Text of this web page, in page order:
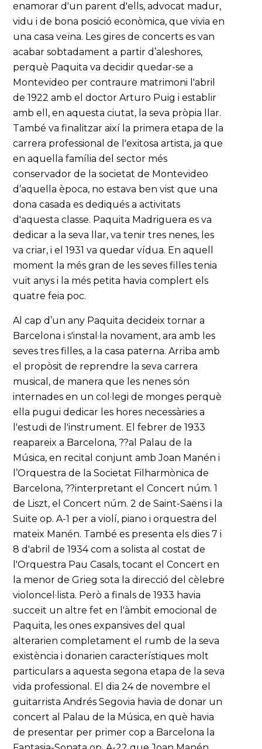
enamorar d'un parent d'ells, advocat madur,
vidu i de bona posició econòmica, que vivia en
una casa veïna. Les gires de concerts es van
acabar sobtadament a partir d’aleshores,
perquè Paquita va decidir quedar-se a
Montevideo per contraure matrimoni l'abril
de 1922 amb el doctor Arturo Puig i establir
amb ell, en aquesta ciutat, la seva pròpia llar.
També va finalitzar així la primera etapa de la
carrera professional de l'exitosa artista, ja que
en aquella família del sector més
conservador de la societat de Montevideo
d’aquella època, no estava ben vist que una
dona casada es dediqués a activitats
d'aquesta classe. Paquita Madriguera es va
dedicar a la seva llar, va tenir tres nenes, les
va criar, i el 1931 va quedar vídua. En aquell
moment la més gran de les seves filles tenia
vuit anys i la més petita havia complert els
quatre feia poc.
Al cap d’un any Paquita decideix tornar a
Barcelona i s'instal·la novament, ara amb les
seves tres filles, a la casa paterna. Arriba amb
el propòsit de reprendre la seva carrera
musical, de manera que les nenes són
internades en un col·legi de monges perquè
ella pugui dedicar les hores necessàries a
l'estudi de l'instrument. El febrer de 1933
reapareix a Barcelona, ??al Palau de la
Música, en recital conjunt amb Joan Manén i
l’Orquestra de la Societat Filharmònica de
Barcelona, ??interpretant el Concert núm. 1
de Liszt, el Concert núm. 2 de Saint-Saëns i la
Suite op. A-1 per a violí, piano i orquestra del
mateix Manén. També es presenta els dies 7 i
8 d'abril de 1934 com a solista al costat de
l'Orquestra Pau Casals, tocant el Concert en
la menor de Grieg sota la direcció del cèlebre
violoncel·lista. Però a finals de 1933 havia
succeït un altre fet en l'àmbit emocional de
Paquita, les ones expansives del qual
alterarien completament el rumb de la seva
existència i donarien característiques molt
particulars a aquesta segona etapa de la seva
vida professional. El dia 24 de novembre el
guitarrista Andrés Segovia havia de donar un
concert al Palau de la Música, en què havia
de presentar per primer cop a Barcelona la